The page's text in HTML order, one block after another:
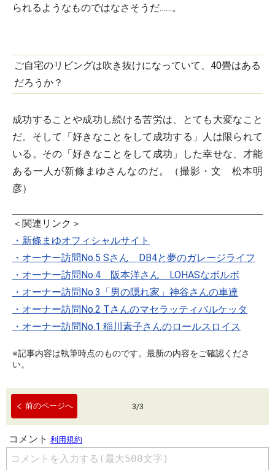
られるようなものではなさそうだ……。
ご自宅のリビングは吹き抜けになっていて、40畳はある
だろうか？
成功することや成功し続ける苦労は、とても大変なこと
だ。そして「好きなことをして成功する」人は限られて
いる。その「好きなことをして成功」した幸せな、才能
ある一人が新條まゆさんなのだ。（撮影・文 松本明
彦）
＜関連リンク＞
・新條まゆオフィシャルサイト
・オーナー訪問No.5 Sさん DB4と夢のガレージライフ
・オーナー訪問No.4 阪本洋さん LOHASなボルボ
・オーナー訪問No.3「男の隠れ家」神谷さんの車達
・オーナー訪問No.2 Tさんのマセラッティバルケッタ
・オーナー訪問No.1 稲川素子さんのロールスロイス
※記事内容は執筆時点のものです。最新の内容をご確認くださ
い。
前のページへ 3/3